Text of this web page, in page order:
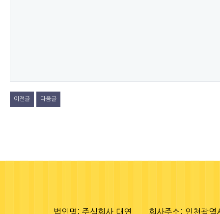
이전글 다음글
법인명: 주식회사 대연 회사주소: 인천광